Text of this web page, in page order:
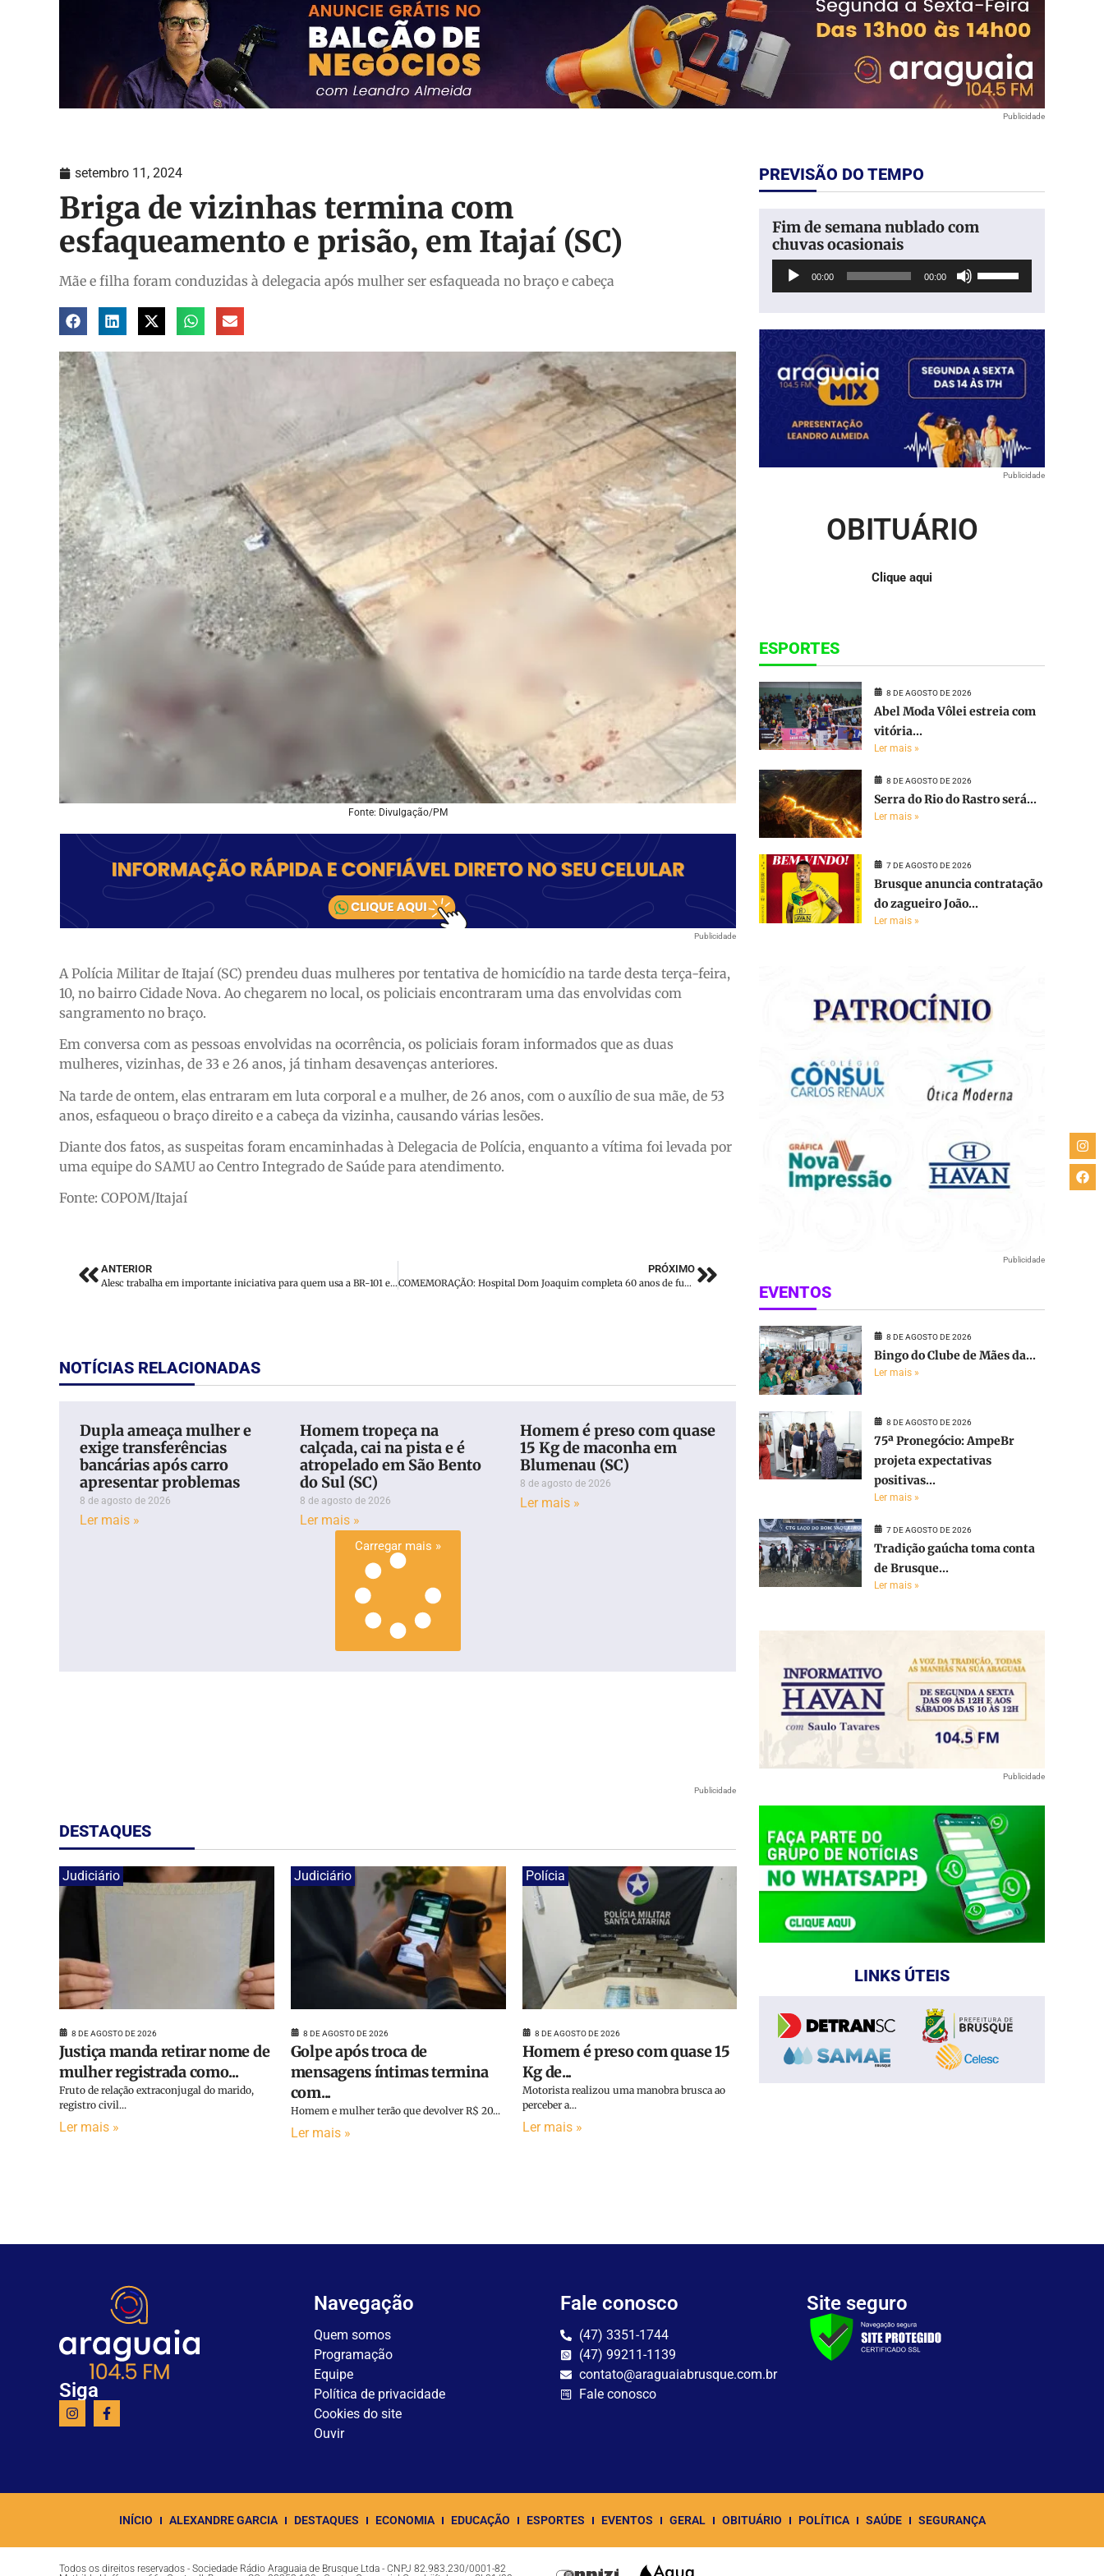
Publicidade
setembro 11, 2024
Briga de vizinhas termina com
esfaqueamento e prisão, em Itajaí (SC)
Mãe e filha foram conduzidas à delegacia após mulher ser esfaqueada no braço e cabeça
Fonte: Divulgação/PM
Publicidade
A Polícia Militar de Itajaí (SC) prendeu duas mulheres por tentativa de homicídio na tarde desta terça-feira,
10, no bairro Cidade Nova. Ao chegarem no local, os policiais encontraram uma das envolvidas com
sangramento no braço.
Em conversa com as pessoas envolvidas na ocorrência, os policiais foram informados que as duas
mulheres, vizinhas, de 33 e 26 anos, já tinham desavenças anteriores.
Na tarde de ontem, elas entraram em luta corporal e a mulher, de 26 anos, com o auxílio de sua mãe, de 53
anos, esfaqueou o braço direito e a cabeça da vizinha, causando várias lesões.
Diante dos fatos, as suspeitas foram encaminhadas à Delegacia de Polícia, enquanto a vítima foi levada por
uma equipe do SAMU ao Centro Integrado de Saúde para atendimento.
Fonte: COPOM/Itajaí
ANTERIOR
Alesc trabalha em importante iniciativa para quem usa a BR-101 em Santa Catarina
PRÓXIMO
COMEMORAÇÃO: Hospital Dom Joaquim completa 60 anos de fundação
NOTÍCIAS RELACIONADAS
Dupla ameaça mulher e
exige transferências
bancárias após carro
apresentar problemas
8 de agosto de 2026
Ler mais »
Homem tropeça na
calçada, cai na pista e é
atropelado em São Bento
do Sul (SC)
8 de agosto de 2026
Ler mais »
Homem é preso com quase
15 Kg de maconha em
Blumenau (SC)
8 de agosto de 2026
Ler mais »
Carregar mais »
Publicidade
DESTAQUES
Judiciário
8 DE AGOSTO DE 2026
Justiça manda retirar nome de
mulher registrada como...
Fruto de relação extraconjugal do marido,
registro civil...
Ler mais »
Judiciário
8 DE AGOSTO DE 2026
Golpe após troca de
mensagens íntimas termina
com...
Homem e mulher terão que devolver R$ 20...
Ler mais »
Polícia
8 DE AGOSTO DE 2026
Homem é preso com quase 15
Kg de...
Motorista realizou uma manobra brusca ao
perceber a...
Ler mais »
PREVISÃO DO TEMPO
Fim de semana nublado com
chuvas ocasionais
Tocador
00:00 00:00
cima
ou
para
baixo
aumentar
ou
diminuir
Publicidade
OBITUÁRIO
Clique aqui
ESPORTES
8 DE AGOSTO DE 2026
Abel Moda Vôlei estreia com
vitória...
Ler mais »
8 DE AGOSTO DE 2026
Serra do Rio do Rastro será...
Ler mais »
7 DE AGOSTO DE 2026
Brusque anuncia contratação
do zagueiro João...
Ler mais »
Publicidade
EVENTOS
8 DE AGOSTO DE 2026
Bingo do Clube de Mães da...
Ler mais »
8 DE AGOSTO DE 2026
75ª Pronegócio: AmpeBr
projeta expectativas
positivas...
Ler mais »
7 DE AGOSTO DE 2026
Tradição gaúcha toma conta
de Brusque...
Ler mais »
Publicidade
LINKS ÚTEIS
Siga
Navegação
Quem somos
Programação
Equipe
Política de privacidade
Cookies do site
Ouvir
Fale conosco
(47) 3351-1744
(47) 99211-1139
contato@araguaiabrusque.com.br
Fale conosco
Site seguro
INÍCIO ALEXANDRE GARCIA DESTAQUES ECONOMIA EDUCAÇÃO ESPORTES EVENTOS GERAL OBITUÁRIO POLÍTICA SAÚDE SEGURANÇA
Todos os direitos reservados - Sociedade Rádio Araguaia de Brusque Ltda - CNPJ 82.983.230/0001-82